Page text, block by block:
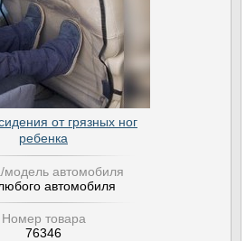
от грязных ног
ребенка
модель автомобиля
автомобиля
Номер товара
76346